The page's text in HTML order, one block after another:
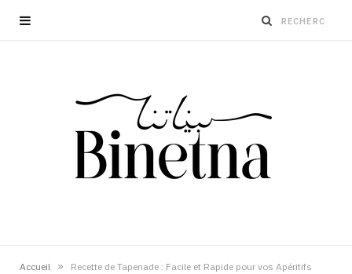
Accueil » Recette de Tapenade : Facile et Rapide pour vos Apéritifs